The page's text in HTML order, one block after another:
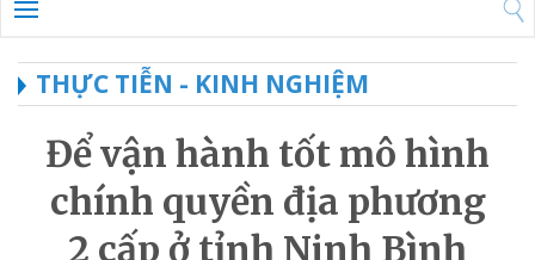
THỰC TIỄN - KINH NGHIỆM
Để vận hành tốt mô hình
chính quyền địa phương
2 cấp ở tỉnh Ninh Bình